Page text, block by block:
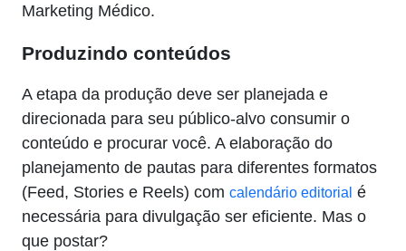
Marketing Médico.
Produzindo conteúdos
A etapa da produção deve ser planejada e
direcionada para seu público-alvo consumir o
conteúdo e procurar você. A elaboração do
planejamento de pautas para diferentes formatos
(Feed, Stories e Reels) com calendário editorial é
necessária para divulgação ser eficiente. Mas o
que postar?